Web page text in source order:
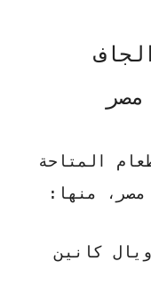
المتاحة
مصر، منها:
كانين